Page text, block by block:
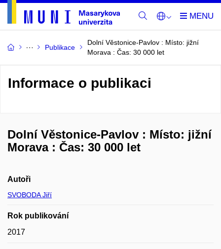
Publikace
Dolní Věstonice-Pavlov : Místo: jižní
Morava : Čas: 30 000 let
Informace o publikaci
Dolní Věstonice-Pavlov : Místo: jižní
Morava : Čas: 30 000 let
Autoři
SVOBODA Jiří
Rok publikování
2017